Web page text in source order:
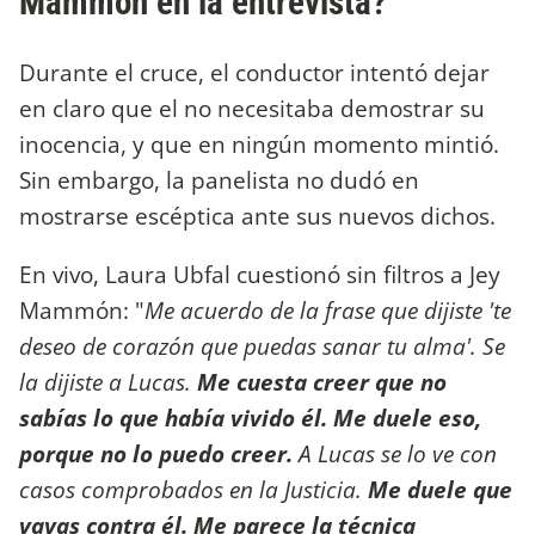
Durante el cruce, el conductor intentó dejar
en claro que el no necesitaba demostrar su
inocencia, y que en ningún momento mintió.
Sin embargo, la panelista no dudó en
mostrarse escéptica ante sus nuevos dichos.
En vivo, Laura Ubfal cuestionó sin filtros a Jey
Mammón: "Me acuerdo de la frase que dijiste 'te
deseo de corazón que puedas sanar tu alma'. Se
la dijiste a Lucas. Me cuesta creer que no
sabías lo que había vivido él. Me duele eso,
porque no lo puedo creer.A Lucas se lo ve con
casos comprobados en la Justicia. Me duele que
vayas contra él. Me parece la técnica